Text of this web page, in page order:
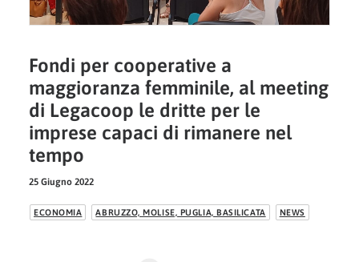
Fondi per cooperative a
maggioranza femminile, al meeting
di Legacoop le dritte per le
imprese capaci di rimanere nel
tempo
25 Giugno 2022
ECONOMIA ABRUZZO, MOLISE, PUGLIA, BASILICATA NEWS